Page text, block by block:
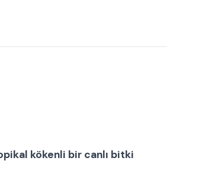
kökenli bir canlı bitki